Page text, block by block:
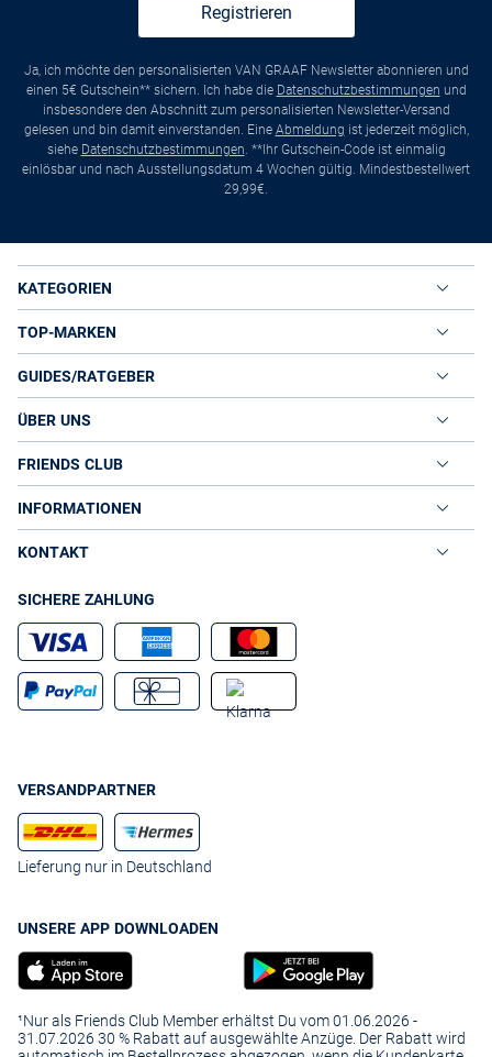
Registrieren
Ja, ich möchte den personalisierten VAN GRAAF Newsletter abonnieren und
einen 5€ Gutschein** sichern. Ich habe die Datenschutzbestimmungen und
insbesondere den Abschnitt zum personalisierten Newsletter-Versand
gelesen und bin damit einverstanden. Eine Abmeldung ist jederzeit möglich,
siehe Datenschutzbestimmungen. **Ihr Gutschein-Code ist einmalig
einlösbar und nach Ausstellungsdatum 4 Wochen gültig. Mindestbestellwert
29,99€.
KATEGORIEN
TOP-MARKEN
GUIDES/RATGEBER
ÜBER UNS
FRIENDS CLUB
INFORMATIONEN
KONTAKT
SICHERE ZAHLUNG
VERSANDPARTNER
Lieferung nur in Deutschland
UNSERE APP DOWNLOADEN
¹Nur als Friends Club Member erhältst Du vom 01.06.2026 -
31.07.2026 30 % Rabatt auf ausgewählte Anzüge. Der Rabatt wird